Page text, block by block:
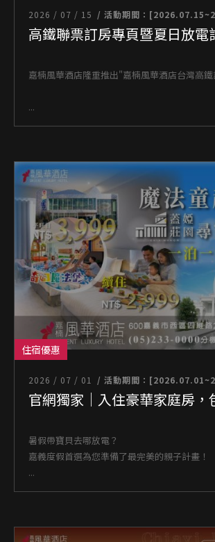
2026 / 07 / 15 / 活動期間：
高鐵聯票訂房專頁暨夏日放電
嘉楠風華酒店隆重推出"嘉楠風華酒店台灣高鐵
...
住宿優惠
2026 / 07 / 01 / 活動期間：
官網獨家｜入住豪華家庭房，
暑假帶寶貝去哪放電？
嘉義度假首選為您準備了最完美的親子計畫！
...